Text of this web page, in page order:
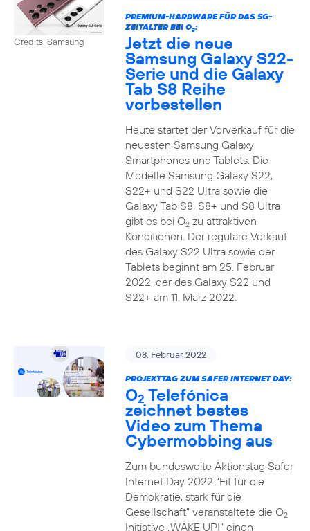
Credits: Samsung
PREMIUM-HARDWARE FÜR DAS 5G-
ZEITALTER BEI O2:
Jetzt die neue
Samsung Galaxy S22-
Serie und die Galaxy
Tab S8 Reihe
vorbestellen
Heute startet der Vorverkauf für die
neuesten Samsung Galaxy
Smartphones und Tablets. Die
Modelle Samsung Galaxy S22,
S22+ und S22 Ultra sowie die
Galaxy Tab S8, S8+ und S8 Ultra
gibt es bei O2zu attraktiven
Konditionen. Der reguläre Verkauf
des Galaxy S22 Ultra sowie der
Tablets beginnt am 25. Februar
2022, der des Galaxy S22 und
S22+ am 11. März 2022.
08. Februar 2022
PROJEKTTAG ZUM SAFER INTERNET DAY:
O2 Telefónica
zeichnet bestes
Video zum Thema
Cybermobbing aus
Zum bundesweite Aktionstag Safer
Internet Day 2022 “Fit für die
Demokratie, stark für die
Gesellschaft” veranstaltete die O2
Initiative „WAKE UP!“ einen